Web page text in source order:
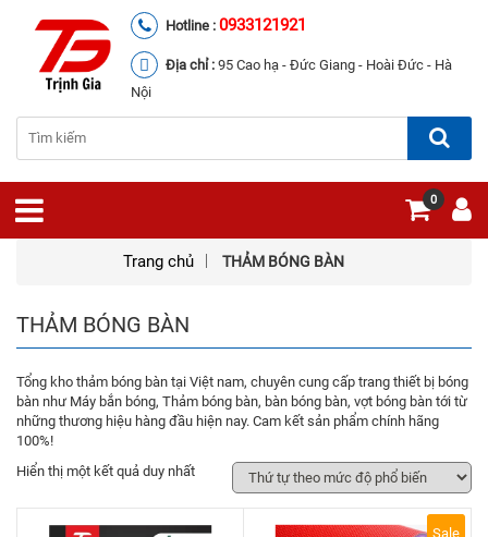
Hotline : 0933121921
Địa chỉ : 95 Cao hạ - Đức Giang - Hoài Đức - Hà
Nội
0
Trang chủ THẢM BÓNG BÀN
THẢM BÓNG BÀN
Tổng kho thảm bóng bàn tại Việt nam, chuyên cung cấp trang thiết bị bóng
bàn như Máy bắn bóng, Thảm bóng bàn, bàn bóng bàn, vợt bóng bàn tới từ
những thương hiệu hàng đầu hiện nay. Cam kết sản phẩm chính hãng
100%!
Hiển thị một kết quả duy nhất
Sale